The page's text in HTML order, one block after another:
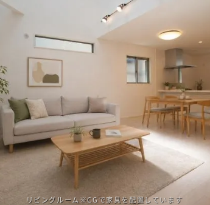
リビングルーム※CGで家具を配置しています